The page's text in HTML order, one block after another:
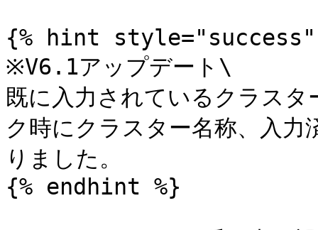
{% hint style="success"
※V6.1アップデート\
既に入力されているクラス
ク時にクラスター名称、入
りました。
{% endhint %}